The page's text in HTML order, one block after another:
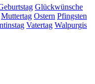
Glückwünsche
Muttertag Ostern Pfingsten
Vatertag Walpurgis